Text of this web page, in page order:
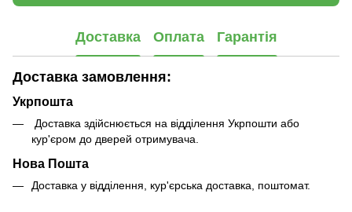
Доставка Оплата Гарантія
Доставка замовлення:
Укрпошта
Доставка здійснюється на відділення Укрпошти або
кур'єром до дверей отримувача.
Нова Пошта
Доставка у відділення, кур'єрська доставка, поштомат.